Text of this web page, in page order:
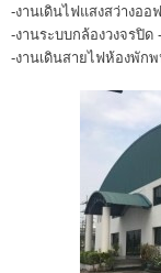
-งานเดินไฟแสงสว่างออ
-งานระบบกล้องวงจรปิด
-งานเดินสายไฟห้องพัก